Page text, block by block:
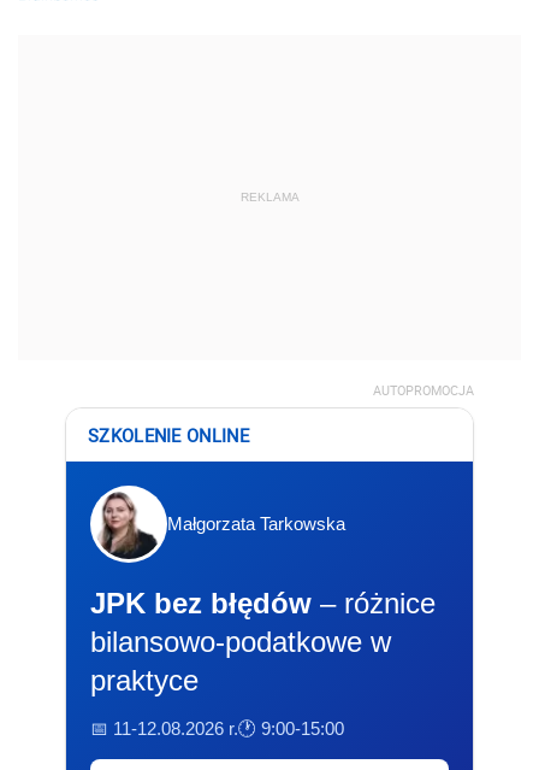
REKLAMA
AUTOPROMOCJA
SZKOLENIE ONLINE
Małgorzata Tarkowska
JPK bez błędów – różnice
bilansowo-podatkowe w
praktyce
📅 11-12.08.2026 r.🕐 9:00-15:00